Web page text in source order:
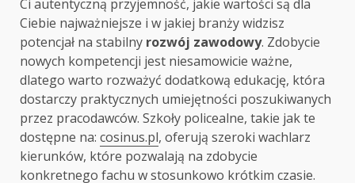
Ci autentyczną przyjemność, jakie wartości są dla
Ciebie najważniejsze i w jakiej branży widzisz
potencjał na stabilny rozwój zawodowy. Zdobycie
nowych kompetencji jest niesamowicie ważne,
dlatego warto rozważyć dodatkową edukację, która
dostarczy praktycznych umiejętności poszukiwanych
przez pracodawców. Szkoły policealne, takie jak te
dostępne na: cosinus.pl, oferują szeroki wachlarz
kierunków, które pozwalają na zdobycie
konkretnego fachu w stosunkowo krótkim czasie.